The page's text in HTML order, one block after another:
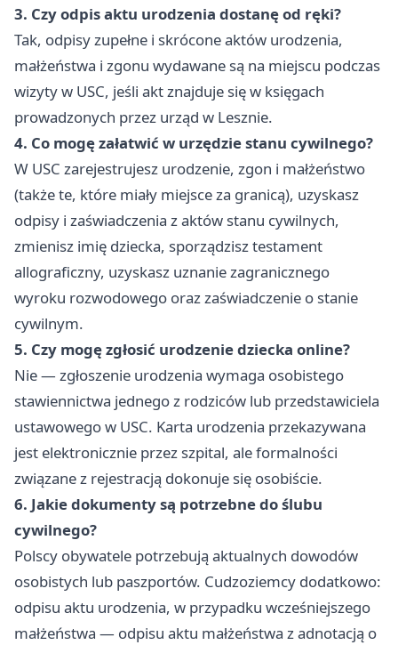
3. Czy odpis aktu urodzenia dostanę od ręki?
Tak, odpisy zupełne i skrócone aktów urodzenia,
małżeństwa i zgonu wydawane są na miejscu podczas
wizyty w USC, jeśli akt znajduje się w księgach
prowadzonych przez urząd w Lesznie.
4. Co mogę załatwić w urzędzie stanu cywilnego?
W USC zarejestrujesz urodzenie, zgon i małżeństwo
(także te, które miały miejsce za granicą), uzyskasz
odpisy i zaświadczenia z aktów stanu cywilnych,
zmienisz imię dziecka, sporządzisz testament
allograficzny, uzyskasz uznanie zagranicznego
wyroku rozwodowego oraz zaświadczenie o stanie
cywilnym.
5. Czy mogę zgłosić urodzenie dziecka online?
Nie — zgłoszenie urodzenia wymaga osobistego
stawiennictwa jednego z rodziców lub przedstawiciela
ustawowego w USC. Karta urodzenia przekazywana
jest elektronicznie przez szpital, ale formalności
związane z rejestracją dokonuje się osobiście.
6. Jakie dokumenty są potrzebne do ślubu
cywilnego?
Polscy obywatele potrzebują aktualnych dowodów
osobistych lub paszportów. Cudzoziemcy dodatkowo:
odpisu aktu urodzenia, w przypadku wcześniejszego
małżeństwa — odpisu aktu małżeństwa z adnotacją o